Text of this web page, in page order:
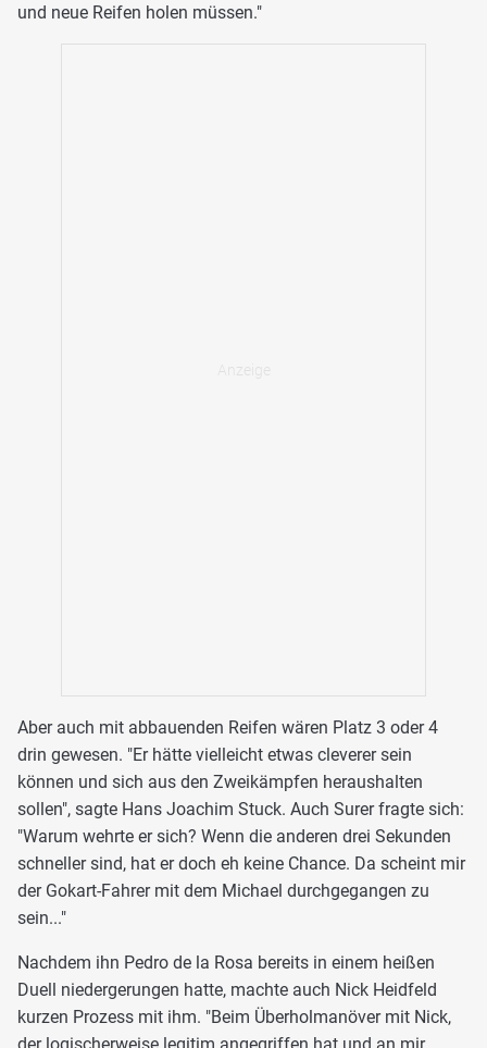
und neue Reifen holen müssen."
Aber auch mit abbauenden Reifen wären Platz 3 oder 4
drin gewesen. "Er hätte vielleicht etwas cleverer sein
können und sich aus den Zweikämpfen heraushalten
sollen", sagte Hans Joachim Stuck. Auch Surer fragte sich:
"Warum wehrte er sich? Wenn die anderen drei Sekunden
schneller sind, hat er doch eh keine Chance. Da scheint mir
der Gokart-Fahrer mit dem Michael durchgegangen zu
sein..."
Nachdem ihn Pedro de la Rosa bereits in einem heißen
Duell niedergerungen hatte, machte auch Nick Heidfeld
kurzen Prozess mit ihm. "Beim Überholmanöver mit Nick,